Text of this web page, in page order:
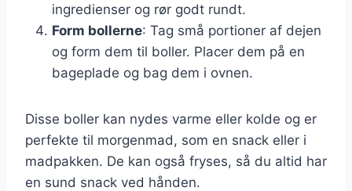
ingredienser og rør godt rundt.
Form bollerne: Tag små portioner af dejen
og form dem til boller. Placer dem på en
bageplade og bag dem i ovnen.
Disse boller kan nydes varme eller kolde og er
perfekte til morgenmad, som en snack eller i
madpakken. De kan også fryses, så du altid har
en sund snack ved hånden.